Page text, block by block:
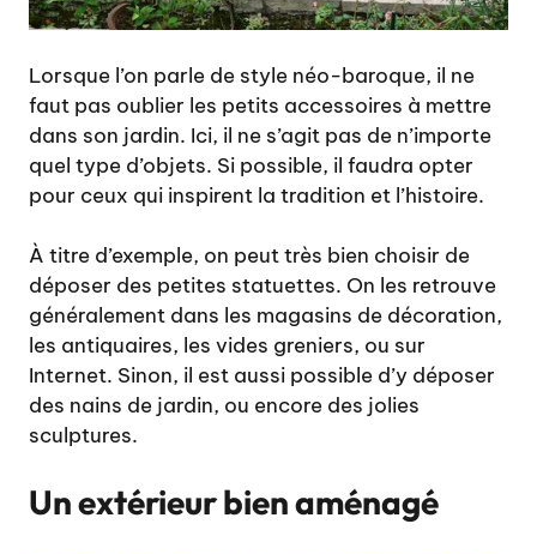
Lorsque l’on parle de style néo-baroque, il ne
faut pas oublier les petits accessoires à mettre
dans son jardin. Ici, il ne s’agit pas de n’importe
quel type d’objets. Si possible, il faudra opter
pour ceux qui inspirent la tradition et l’histoire.
À titre d’exemple, on peut très bien choisir de
déposer des petites statuettes. On les retrouve
généralement dans les magasins de décoration,
les antiquaires, les vides greniers, ou sur
Internet. Sinon, il est aussi possible d’y déposer
des nains de jardin, ou encore des jolies
sculptures.
Un extérieur bien aménagé